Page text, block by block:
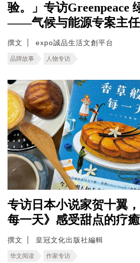
验。」专访Greenpeace
——气候与能源专案主
撰文 expo誠品生活文創平台
品牌故事 人物专访
专访日本小说家贺十翼
每一天》感受甜点的疗
撰文 皇冠文化出版社編輯
华文阅读 作家专访